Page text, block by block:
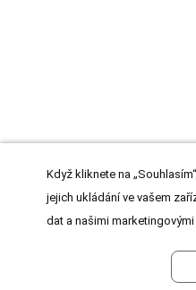
Když kliknete na
jejich ukládání ve vašem
dat a našimi